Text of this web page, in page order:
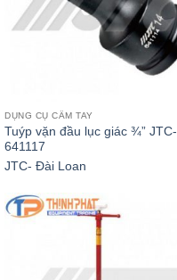
DỤNG CỤ CẦM TAY
Tuýp vặn đầu lục giác ¾” JTC-
641117
JTC- Đài Loan